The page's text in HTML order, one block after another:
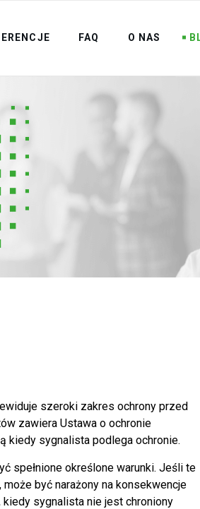
FAQ O NAS
szeroki zakres ochrony przed
zawiera Ustawa o ochronie
kiedy sygnalista podlega ochronie.
spełnione określone warunki. Jeśli te
być narażony na konsekwencje
sygnalista nie jest chroniony